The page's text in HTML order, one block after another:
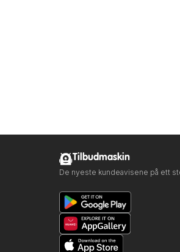
Tilbudmaskin
De nyeste kundeavisene på ett